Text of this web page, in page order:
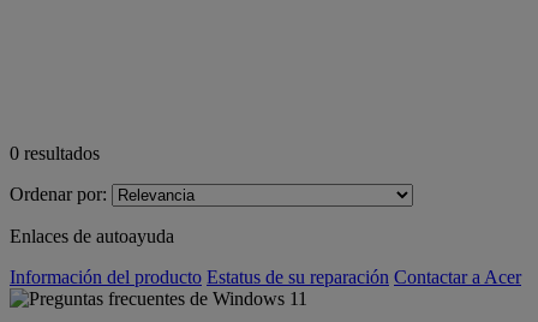
0 resultados
Ordenar por:
Enlaces de autoayuda
Información del producto Estatus de su reparación Contactar a Acer